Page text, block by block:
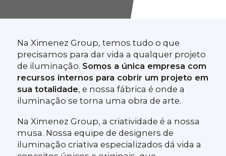
Na Ximenez Group, temos tudo o que
precisamos para dar vida a qualquer projeto
de iluminação. Somos a única empresa com
recursos internos para cobrir um projeto em
sua totalidade, e nossa fábrica é onde a
iluminação se torna uma obra de arte.
Na Ximenez Group, a criatividade é a nossa
musa. Nossa equipe de designers de
iluminação criativa especializados dá vida a